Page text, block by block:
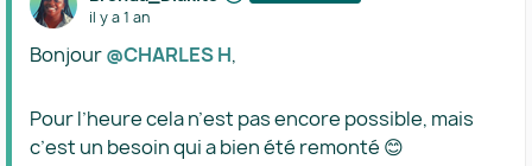
il y a 1 an
Bonjour ​@CHARLES H,
Pour l’heure cela n’est pas encore possible, mais
c’est un besoin qui a bien été remonté 😊